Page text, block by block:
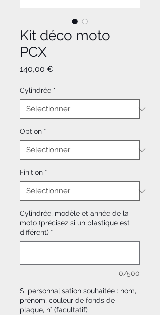
Kit déco moto
PCX
140,00 €
Cylindrée *
Option *
Finition *
Cylindrée, modèle et année de la
moto (précisez si un plastique est
différent) *
0/500
Si personnalisation souhaitée : nom,
prénom, couleur de fonds de
plaque, n° (facultatif)